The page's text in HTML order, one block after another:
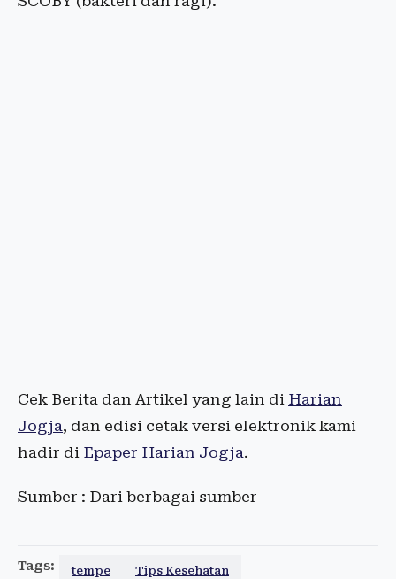
Cek Berita dan Artikel yang lain di Harian
Jogja, dan edisi cetak versi elektronik kami
hadir di Epaper Harian Jogja.
Sumber : Dari berbagai sumber
Tags: tempe Tips Kesehatan